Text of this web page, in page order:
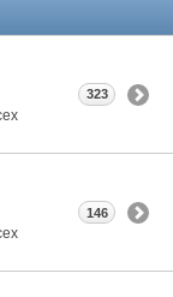
323
146